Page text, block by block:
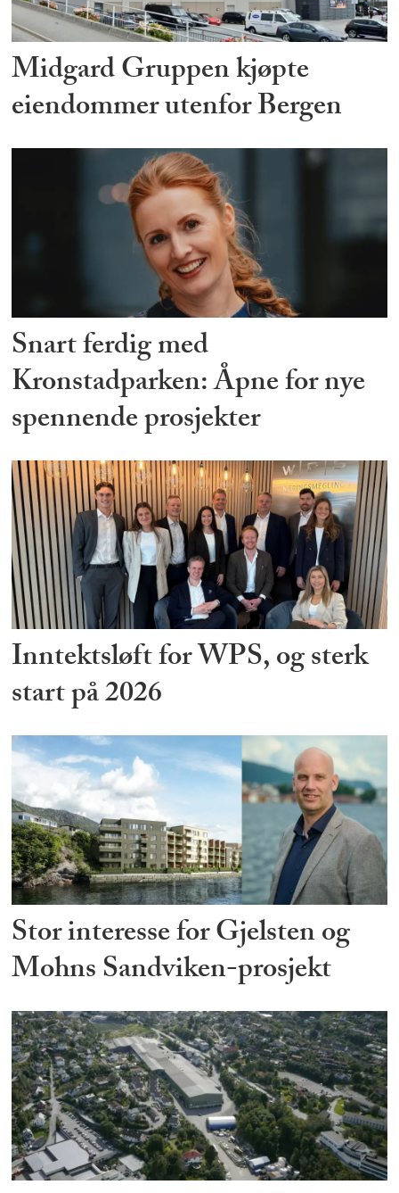
Midgard Gruppen kjøpte
eiendommer utenfor Bergen
Snart ferdig med
Kronstadparken: Åpne for nye
spennende prosjekter
Inntektsløft for WPS, og sterk
start på 2026
Stor interesse for Gjelsten og
Mohns Sandviken-prosjekt